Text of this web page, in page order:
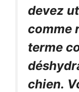
devez
comme
terme
chien.